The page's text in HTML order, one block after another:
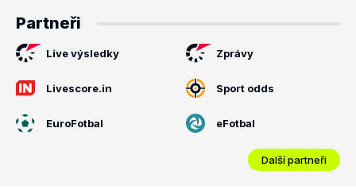
Partneři
Live výsledky Zprávy
Livescore.in Sport odds
EuroFotbal eFotbal
Další partneři